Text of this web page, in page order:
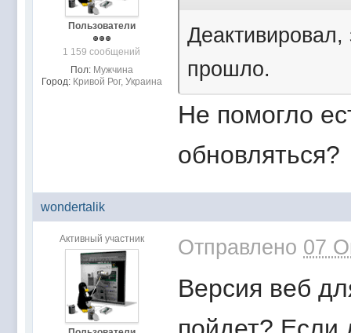
Пользователи
1 159 сообщений
Пол: Мужчина
Город: Кривой Рог, Украина
прошло.
Не помогло
обновляться?
wondertalik
Активный участник Отправлено 07
Версия веб